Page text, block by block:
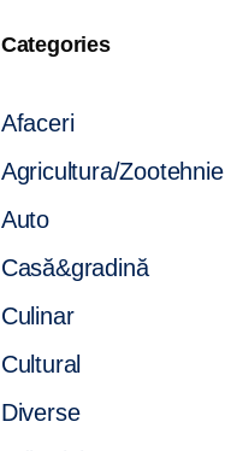
Categories
Afaceri
Agricultura/Zootehnie
Auto
Casă&gradină
Culinar
Cultural
Diverse